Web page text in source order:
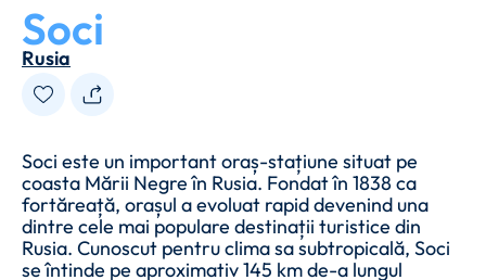
Soci
Rusia
Soci este un important oraș-stațiune situat pe
coasta Mării Negre în Rusia. Fondat în 1838 ca
fortăreață, orașul a evoluat rapid devenind una
dintre cele mai populare destinații turistice din
Rusia. Cunoscut pentru clima sa subtropicală, Soci
se întinde pe aproximativ 145 km de-a lungul